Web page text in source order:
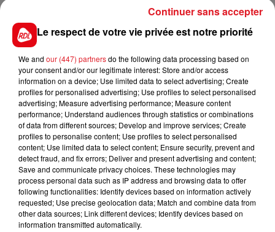
Son enquête permettra de découvrir les secrets de
fabrication de cette chaîne de fast-food.
Snackmasters est un concept hybride qui réussit
mêler du divertissement à de la pédagogie. On a aussi
droit à l’interview d’une nutritionniste.
Snack Masters est un programme venu
d’Angleterre qui est diffusé sur Channel 4. Le
programme existe depuis 2019, il y a déjà 3 saisons.
FIL D'ACTUS
Le respect de votre vie privée est notre priorité
We and our (447) partnersdo the following data processing based on
your consent and/or our legitimate interest: Store and/or access
information on a device; Use limited data to select advertising; Create
profiles for personalised advertising; Use profiles to select personalised
advertising; Measure advertising performance; Measure content
performance; Understand audiences through statistics or combinations
of data from different sources; Develop and improve services; Create
profiles to personalise content; Use profiles to select personalised
content; Use limited data to select content; Ensure security, prevent and
detect fraud, and fix errors; Deliver and present advertising and content;
Save and communicate privacy choices. These technologies may
process personal data such as IP address and browsing data to offer
following functionalities: Identify devices based on information actively
requested; Use precise geolocation data; Match and combine data from
other data sources; Link different devices; Identify devices based on
information transmitted automatically.
Continuer sans accepter